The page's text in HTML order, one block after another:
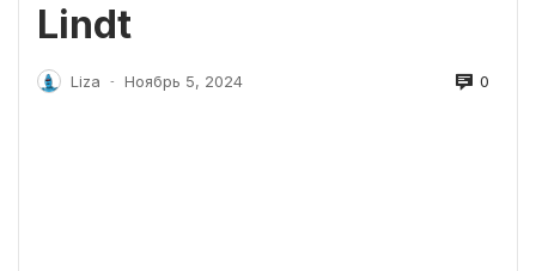
Lindt
Liza - Ноябрь 5, 2024 0